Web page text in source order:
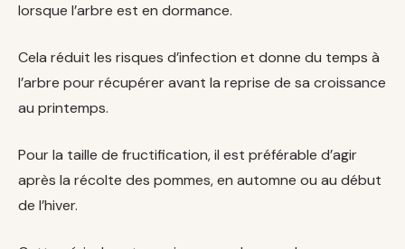
lorsque l’arbre est en dormance.
Cela réduit les risques d’infection et donne du temps à
l’arbre pour récupérer avant la reprise de sa croissance
au printemps.
Pour la taille de fructification, il est préférable d’agir
après la récolte des pommes, en automne ou au début
de l’hiver.